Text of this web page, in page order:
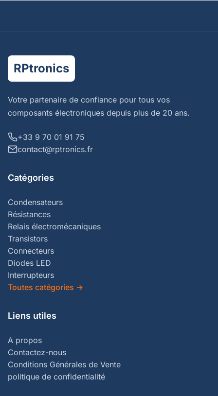
RPtronics
Votre partenaire de confiance pour tous vos
composants électroniques depuis plus de 20 ans.
+33 9 70 01 91 75
contact@rptronics.fr
Catégories
Condensateurs
Résistances
Relais électromécaniques
Transistors
Connecteurs
Diodes LED
Interrupteurs
Toutes catégories →
Liens utiles
A propos
Contactez-nous
Conditions Générales de Vente
politique de confidentialité